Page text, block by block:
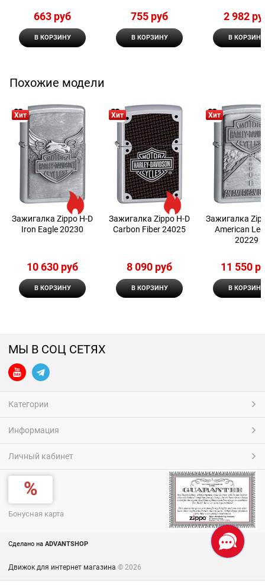
663 руб
В КОРЗИНУ
755 руб
В КОРЗИНУ
входит в
2 982
В КОРЗИНУ
Похожие модели
Хит
Зажигалка Zippo H-D
Iron Eagle 20230
10 630 руб
В КОРЗИНУ
Хит
Зажигалка Zippo H-D
Carbon Fiber 24025
8 090 руб
В КОРЗИНУ
Хит
Зажигалка
American
20229
11 550
В КОРЗИНУ
МЫ В СОЦ СЕТЯХ
Категории
Информация
Личный кабинет
Бонусная карта
Сделано на ADVANTSHOP
Движок для интернет магазина © 2026